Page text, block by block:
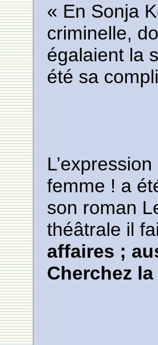
« En Sonja
criminelle,
égalaient la
été sa
femme ! a
son roman
théâtrale il
affaires ;
Cherchez